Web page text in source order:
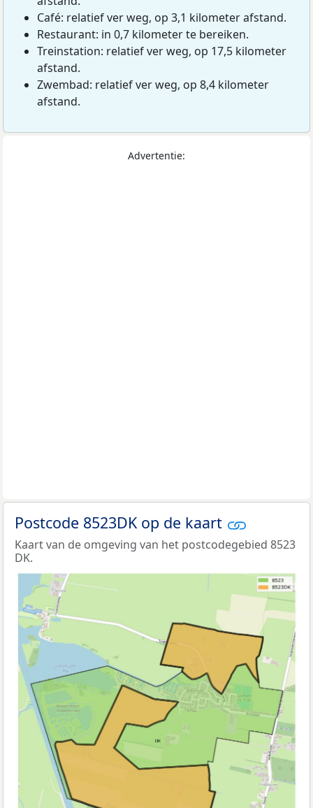
Café: relatief ver weg, op 3,1 kilometer afstand.
Restaurant: in 0,7 kilometer te bereiken.
Treinstation: relatief ver weg, op 17,5 kilometer
afstand.
Zwembad: relatief ver weg, op 8,4 kilometer
afstand.
Advertentie:
Postcode 8523DK op de kaart
Kaart van de omgeving van het postcodegebied 8523
DK.